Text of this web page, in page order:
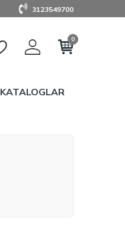
3123549700
0
KATALOGLAR